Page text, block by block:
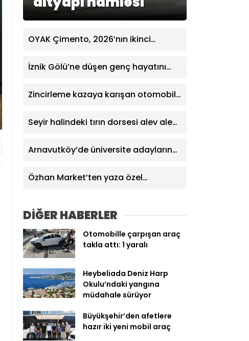
OYAK Çimento, 2026’nın ikinci
sürdürdü
İznik Gölü’ne düşen genç hayatını
verildi
Zincirleme kazaya karışan otomobil
çıktı
Seyir halindeki tırın dorsesi alev alev
önledi
Arnavutköy’de üniversite adaylarına
Özhan Market’ten yaza özel
DİĞER HABERLER
Otomobille çarpışan araç
takla attı: 1 yaralı
Heybeliada Deniz Harp
Okulu’ndaki yangına
müdahale sürüyor
Büyükşehir’den afetlere
hazır iki yeni mobil araç